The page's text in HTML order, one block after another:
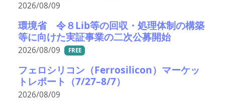
2026/08/09
環境省 令８Lib等の回収・処理体制の構築
等に向けた実証事業の二次公募開始
2026/08/09 FREE
フェロシリコン（Ferrosilicon）マーケッ
トレポート（7/27–8/7）
2026/08/09